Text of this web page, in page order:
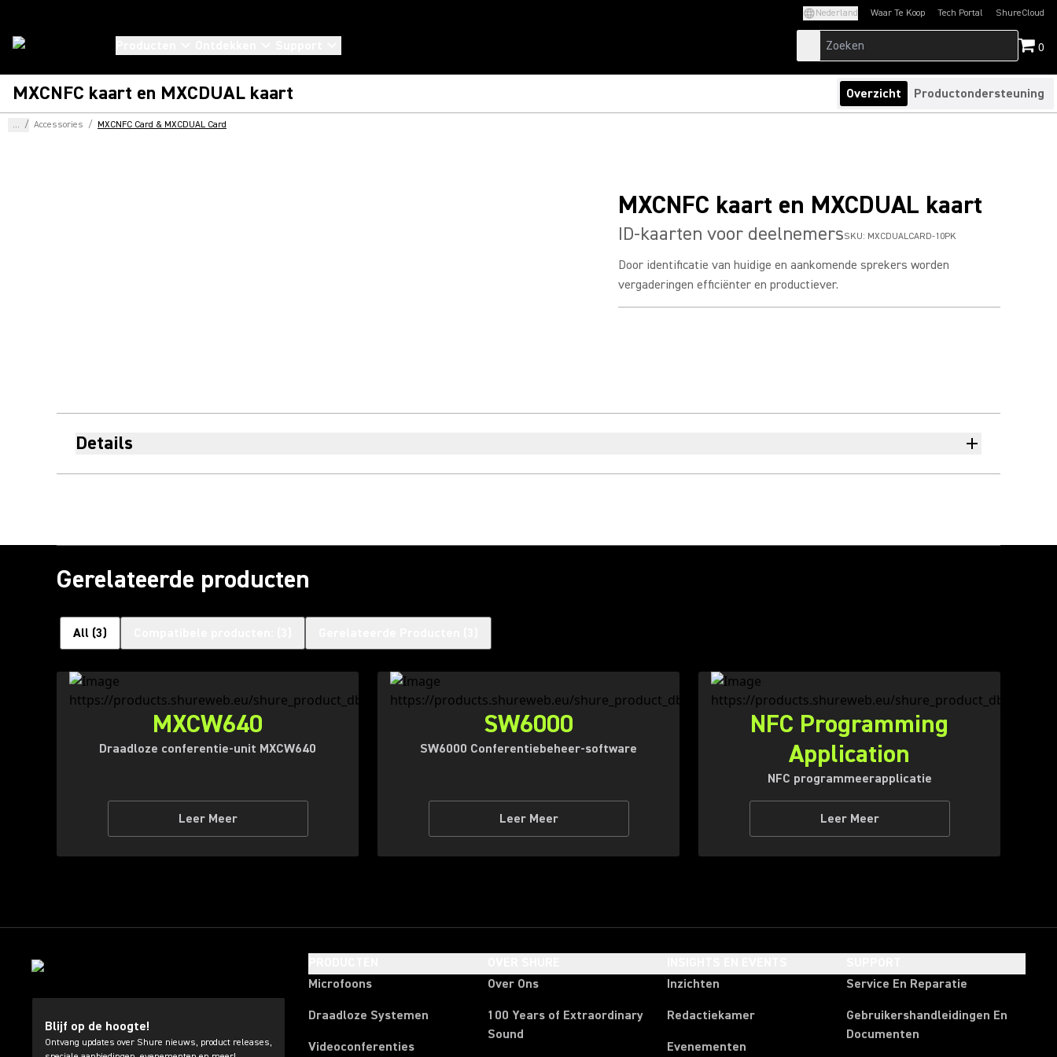
Nederland Waar Te Koop Tech Portal
(Opens in a new tab)ShureCloud
(Opens in a new
0
MXCNFC kaart en MXCDUAL kaart Overzicht Productondersteuning
... / Accessories / MXCNFC Card & MXCDUAL Card
MXCNFC kaart en MXCDUAL kaart
ID-kaarten voor deelnemersSKU: MXCDUALCARD-10PK
Door identificatie van huidige en aankomende sprekers worden
vergaderingen efficiënter en productiever.
Details
Gerelateerde producten
All (3)
MXCW640
Draadloze conferentie-unit MXCW640
Leer Meer
SW6000
SW6000 Conferentiebeheer-software
Leer Meer
NFC Programming
Application
NFC programmeerapplicatie
Leer Meer
Blijf op de hoogte!
Ontvang updates over Shure nieuws, product releases,
Microfoons
Draadloze Systemen
Videoconferenties
Over Ons
100 Years of Extraordinary
Sound
Inzichten
Redactiekamer
Evenementen
Service En Reparatie
Gebruikershandleidingen En
Documenten